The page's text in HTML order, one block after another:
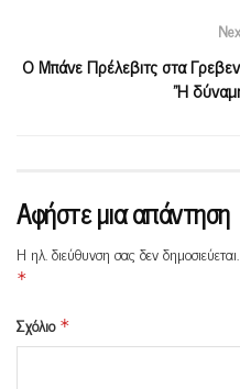
Ο Μπάνε Πρέλεβιτς στα
”Η
Αφήστε μια απάντηση
Η ηλ. διεύθυνση σας δεν δημοσιεύεται.
*
Σχόλιο *